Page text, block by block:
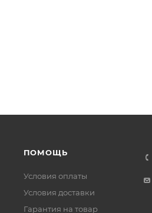
ПОМОЩЬ
Условия оплаты
Условия доставки
Гарантия на товар